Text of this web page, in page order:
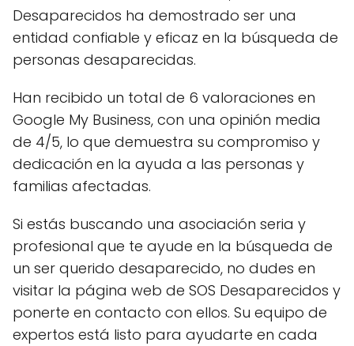
Desaparecidos ha demostrado ser una
entidad confiable y eficaz en la búsqueda de
personas desaparecidas.
Han recibido un total de 6 valoraciones en
Google My Business, con una opinión media
de 4/5, lo que demuestra su compromiso y
dedicación en la ayuda a las personas y
familias afectadas.
Si estás buscando una asociación seria y
profesional que te ayude en la búsqueda de
un ser querido desaparecido, no dudes en
visitar la página web de SOS Desaparecidos y
ponerte en contacto con ellos. Su equipo de
expertos está listo para ayudarte en cada